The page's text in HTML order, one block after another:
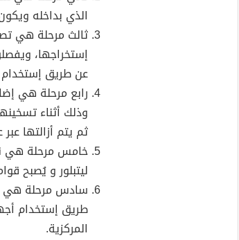
الذي بداخله
ثالث مرحلة هي
إستخراجها،
عن طريق
رابع مرحلة هي
وذلك أثناء
ثم يتم أزالتها
خامس مرحلة هي
ليتبلور و يُصبح
سادس مرحلة هي
طريق إستخدام
المركزية.